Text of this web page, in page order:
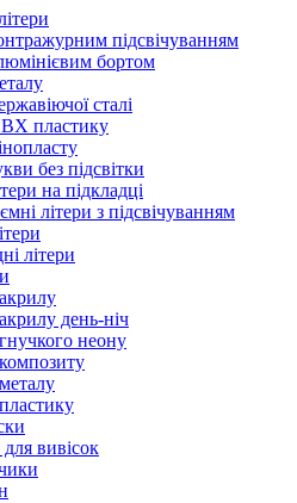
підсвічуванням
бортом
сталі
пластику
без підсвітки
на підкладці
літери з підсвічуванням
літери
день-ніч
неону
вивісок